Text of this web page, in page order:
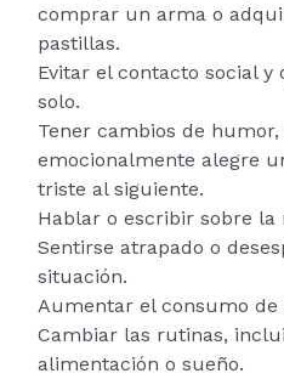
comprar un arma o
pastillas.
Evitar el contacto social
solo.
Tener cambios de
emocionalmente alegre
triste al siguiente.
Hablar o escribir sobre
Sentirse atrapado o
situación.
Aumentar el consumo de
Cambiar las rutinas,
alimentación o sueño.